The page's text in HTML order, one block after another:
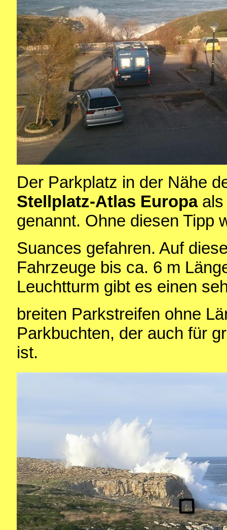
Der Parkplatz in der Nähe
Stellplatz-Atlas Europa
genannt. Ohne diesen Tipp
Suances gefahren. Auf
Fahrzeuge bis ca. 6 m
Leuchtturm gibt es einen
breiten Parkstreifen ohne
Parkbuchten, der auch für
ist.